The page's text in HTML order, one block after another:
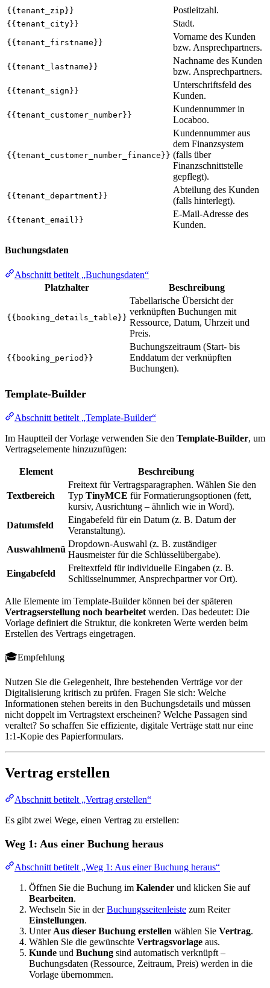
{{tenant_zip}} Postleitzahl.
{{tenant_city}} Stadt.
{{tenant_firstname}}
Vorname des Kunden
bzw. Ansprechpartners.
{{tenant_lastname}}
Nachname des Kunden
bzw. Ansprechpartners.
{{tenant_sign}}
Unterschriftsfeld des
Kunden.
{{tenant_customer_number}}
Kundennummer in
Locaboo.
{{tenant_customer_number_finance}}
Kundennummer aus
dem Finanzsystem
(falls über
Finanzschnittstelle
gepflegt).
{{tenant_department}}
Abteilung des Kunden
(falls hinterlegt).
{{tenant_email}}
E-Mail-Adresse des
Kunden.
Buchungsdaten
Abschnitt betitelt „Buchungsdaten“
Platzhalter
Beschreibung
{{booking_details_table}}
Tabellarische Übersicht der
verknüpften Buchungen mit
Ressource, Datum, Uhrzeit und
Preis.
{{booking_period}}
Buchungszeitraum (Start- bis
Enddatum der verknüpften
Buchungen).
Template-Builder
Abschnitt betitelt „Template-Builder“
Im Hauptteil der Vorlage verwenden Sie den Template-Builder, um
Vertragselemente hinzuzufügen:
Element Beschreibung
Textbereich
Freitext für Vertragsparagraphen. Wählen Sie den
Typ TinyMCE für Formatierungsoptionen (fett,
kursiv, Ausrichtung – ähnlich wie in Word).
Datumsfeld
Eingabefeld für ein Datum (z. B. Datum der
Veranstaltung).
Auswahlmenü
Dropdown-Auswahl (z. B. zuständiger
Hausmeister für die Schlüsselübergabe).
Eingabefeld
Freitextfeld für individuelle Eingaben (z. B.
Schlüsselnummer, Ansprechpartner vor Ort).
Alle Elemente im Template-Builder können bei der späteren
Vertragserstellung noch bearbeitet werden. Das bedeutet: Die
Vorlage definiert die Struktur, die konkreten Werte werden beim
Erstellen des Vertrags eingetragen.
Empfehlung
Nutzen Sie die Gelegenheit, Ihre bestehenden Verträge vor der
Digitalisierung kritisch zu prüfen. Fragen Sie sich: Welche
Informationen stehen bereits in den Buchungsdetails und müssen
nicht doppelt im Vertragstext erscheinen? Welche Passagen sind
veraltet? So schaffen Sie effiziente, digitale Verträge statt nur eine
1:1-Kopie des Papierformulars.
Vertrag erstellen
Abschnitt betitelt „Vertrag erstellen“
Es gibt zwei Wege, einen Vertrag zu erstellen:
Weg 1: Aus einer Buchung heraus
Abschnitt betitelt „Weg 1: Aus einer Buchung heraus“
Öffnen Sie die Buchung im Kalender und klicken Sie auf
Bearbeiten.
Wechseln Sie in derBuchungsseitenleiste zum Reiter
Einstellungen.
Unter Aus dieser Buchung erstellen wählen Sie Vertrag.
Wählen Sie die gewünschte Vertragsvorlage aus.
Kunde und Buchung sind automatisch verknüpft –
Buchungsdaten (Ressource, Zeitraum, Preis) werden in die
Vorlage übernommen.